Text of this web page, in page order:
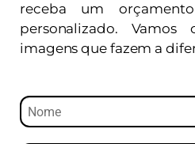
receba um
personalizado. Vamos
imagens que fazem a